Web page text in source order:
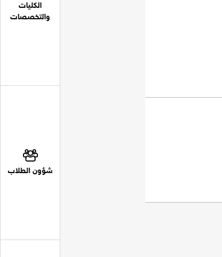
الكليات
والتخصصات
شؤون الطلاب